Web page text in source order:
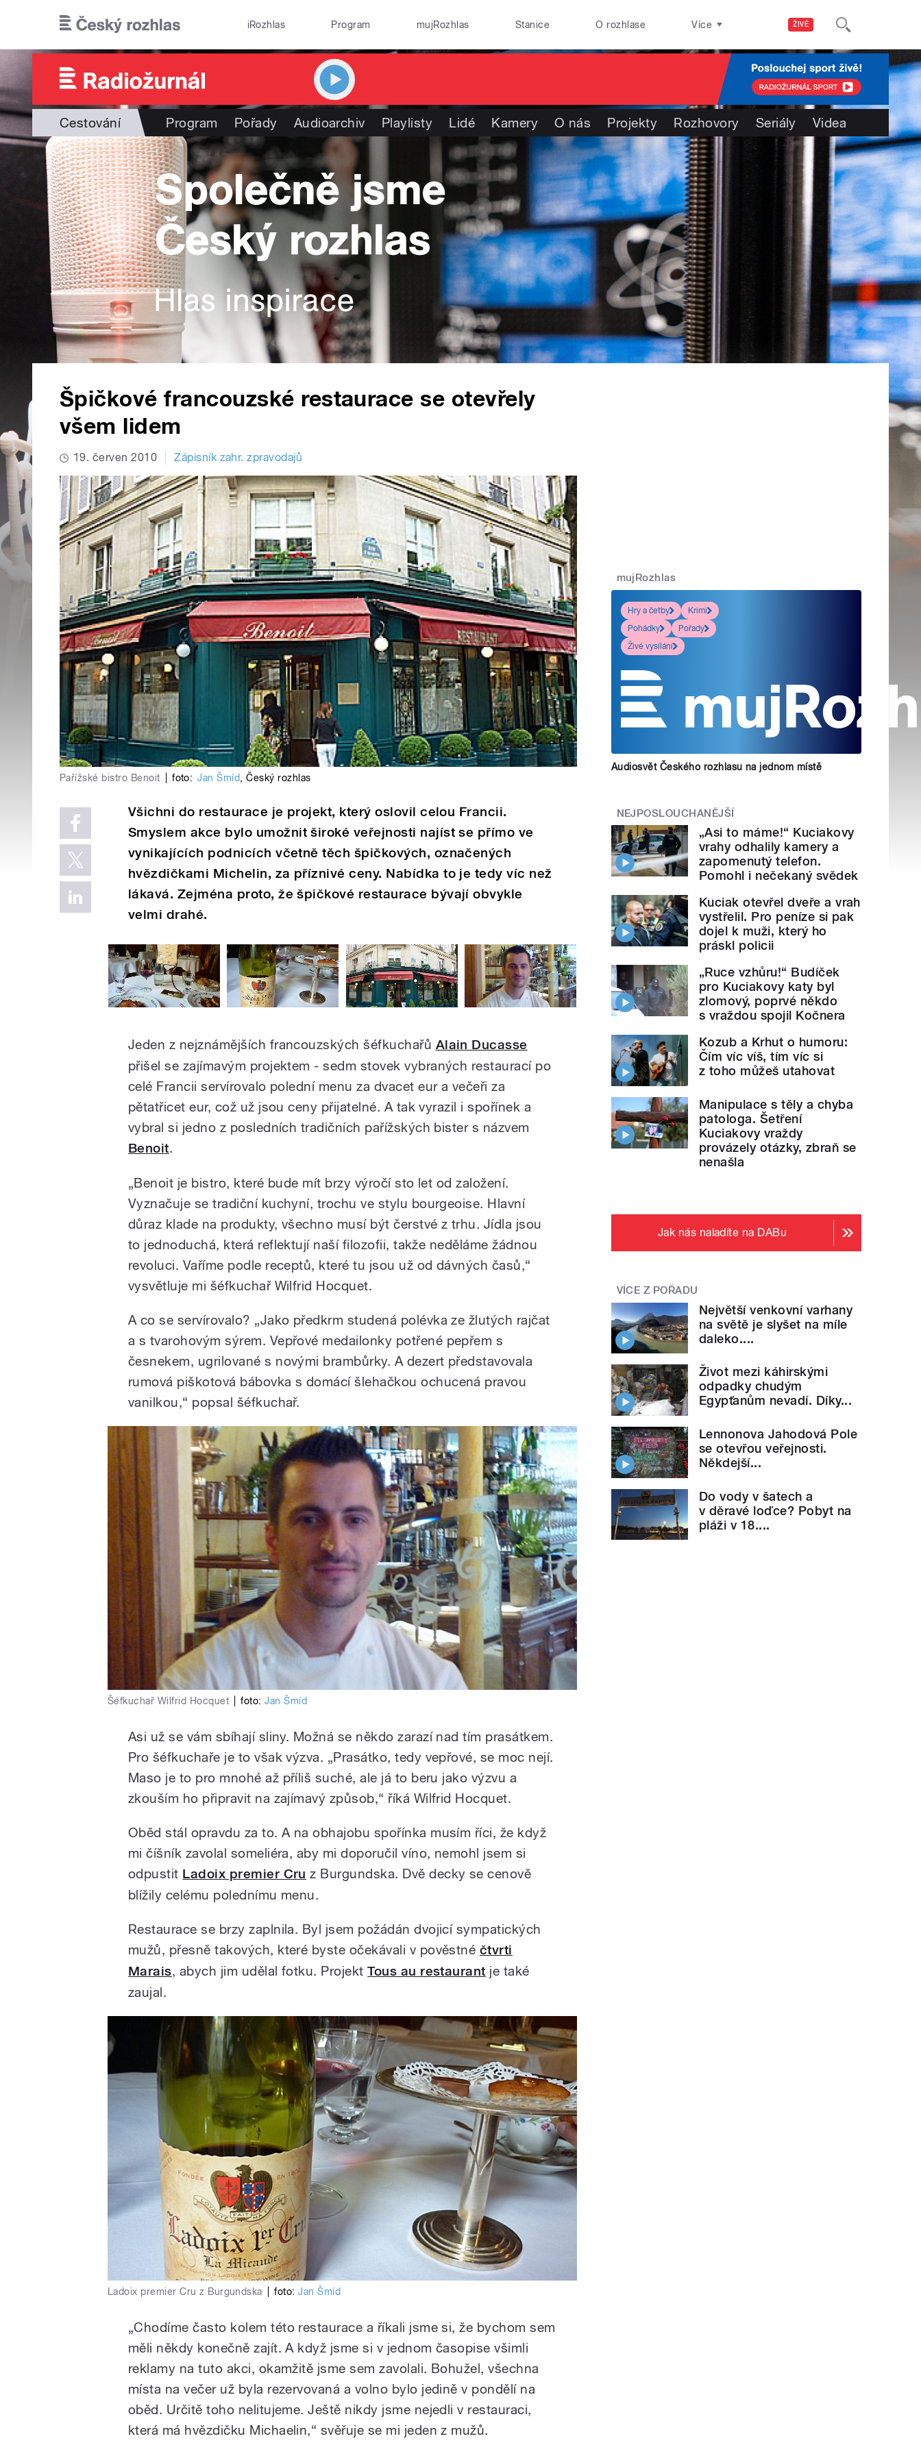
ŽIVĚ
iRozhlas Program mujRozhlas Stanice O rozhlase Více
Cestování Program Pořady Audioarchiv Playlisty Lidé Kamery O nás Projekty Rozhovory Seriály Videa
Špičkové francouzské restaurace se otevřely
všem lidem
19. červen 2010 Zápisník zahr. zpravodajů
Pařížské bistro Benoit foto: Jan Šmíd,Český rozhlas
Všichni do restaurace je projekt, který oslovil celou Francii.
Smyslem akce bylo umožnit široké veřejnosti najíst se přímo ve
vynikajících podnicích včetně těch špičkových, označených
hvězdičkami Michelin, za příznivé ceny. Nabídka to je tedy víc než
lákavá. Zejména proto, že špičkové restaurace bývají obvykle
velmi drahé.
Jeden z nejznámějších francouzských šéfkuchařů Alain Ducasse
přišel se zajímavým projektem - sedm stovek vybraných restaurací po
celé Francii servírovalo polední menu za dvacet eur a večeři za
pětatřicet eur, což už jsou ceny přijatelné. A tak vyrazil i spořínek a
vybral si jedno z posledních tradičních pařížských bister s názvem
Benoit.
„Benoit je bistro, které bude mít brzy výročí sto let od založení.
Vyznačuje se tradiční kuchyní, trochu ve stylu bourgeoise. Hlavní
důraz klade na produkty, všechno musí být čerstvé z trhu. Jídla jsou
to jednoduchá, která reflektují naší filozofii, takže neděláme žádnou
revoluci. Vaříme podle receptů, které tu jsou už od dávných časů,“
vysvětluje mi šéfkuchař Wilfrid Hocquet.
A co se servírovalo? „Jako předkrm studená polévka ze žlutých rajčat
a s tvarohovým sýrem. Vepřové medailonky potřené pepřem s
česnekem, ugrilované s novými brambůrky. A dezert představovala
rumová piškotová bábovka s domácí šlehačkou ochucená pravou
vanilkou,“ popsal šéfkuchař.
Šéfkuchař Wilfrid Hocquet foto:Jan Šmíd
Asi už se vám sbíhají sliny. Možná se někdo zarazí nad tím prasátkem.
Pro šéfkuchaře je to však výzva. „Prasátko, tedy vepřové, se moc nejí.
Maso je to pro mnohé až příliš suché, ale já to beru jako výzvu a
zkouším ho připravit na zajímavý způsob,“ říká Wilfrid Hocquet.
Oběd stál opravdu za to. A na obhajobu spořínka musím říci, že když
mi číšník zavolal someliéra, aby mi doporučil víno, nemohl jsem si
odpustit Ladoix premier Cru z Burgundska. Dvě decky se cenově
blížily celému polednímu menu.
Restaurace se brzy zaplnila. Byl jsem požádán dvojicí sympatických
mužů, přesně takových, které byste očekávali v pověstné čtvrti
Marais, abych jim udělal fotku. ProjektTous au restaurant je také
zaujal.
Ladoix premier Cru z Burgundska foto:Jan Šmíd
„Chodíme často kolem této restaurace a říkali jsme si, že bychom sem
měli někdy konečně zajít. A když jsme si v jednom časopise všimli
reklamy na tuto akci, okamžitě jsme sem zavolali. Bohužel, všechna
místa na večer už byla rezervovaná a volno bylo jedině v pondělí na
oběd. Určitě toho nelitujeme. Ještě nikdy jsme nejedli v restauraci,
která má hvězdičku Michaelin,“ svěřuje se mi jeden z mužů.
mujRozhlas
Hry a četby
Krimi
Pohádky
Pořady
Živé vysílání
Audiosvět Českého rozhlasu na jednom místě
NEJPOSLOUCHANĚJŠÍ
„Asi to máme!“ Kuciakovy
vrahy odhalily kamery a
zapomenutý telefon.
Pomohl i nečekaný svědek
Kuciak otevřel dveře a vrah
vystřelil. Pro peníze si pak
dojel k muži, který ho
práskl policii
„Ruce vzhůru!“ Budíček
pro Kuciakovy katy byl
zlomový, poprvé někdo
s vraždou spojil Kočnera
Kozub a Krhut o humoru:
Čím víc víš, tím víc si
z toho můžeš utahovat
Manipulace s těly a chyba
patologa. Šetření
Kuciakovy vraždy
provázely otázky, zbraň se
nenašla
Jak nás naladíte na DABu
VÍCE Z POŘADU
Největší venkovní varhany
na světě je slyšet na míle
daleko....
Život mezi káhirskými
odpadky chudým
Egypťanům nevadí. Díky...
Lennonova Jahodová Pole
se otevřou veřejnosti.
Někdejší...
Do vody v šatech a
v děravé loďce? Pobyt na
pláži v 18....